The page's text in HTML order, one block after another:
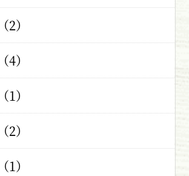
）
）
）
）
）